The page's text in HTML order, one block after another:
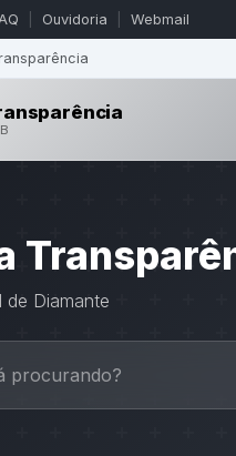
Ouvidoria Webmail
de Diamante